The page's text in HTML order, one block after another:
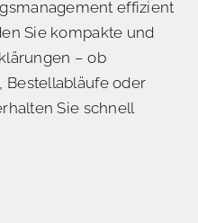
effizient
Sie kompakte und
– ob
oder
Sie schnell